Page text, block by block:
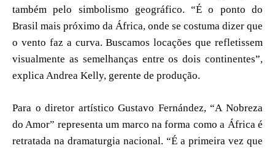
também pelo simbolismo geográfico. “É o ponto do
Brasil mais próximo da África, onde se costuma dizer que
o vento faz a curva. Buscamos locações que refletissem
visualmente as semelhanças entre os dois continentes”,
explica Andrea Kelly, gerente de produção.
Para o diretor artístico Gustavo Fernández, “A Nobreza
do Amor” representa um marco na forma como a África é
retratada na dramaturgia nacional. “É a primeira vez que